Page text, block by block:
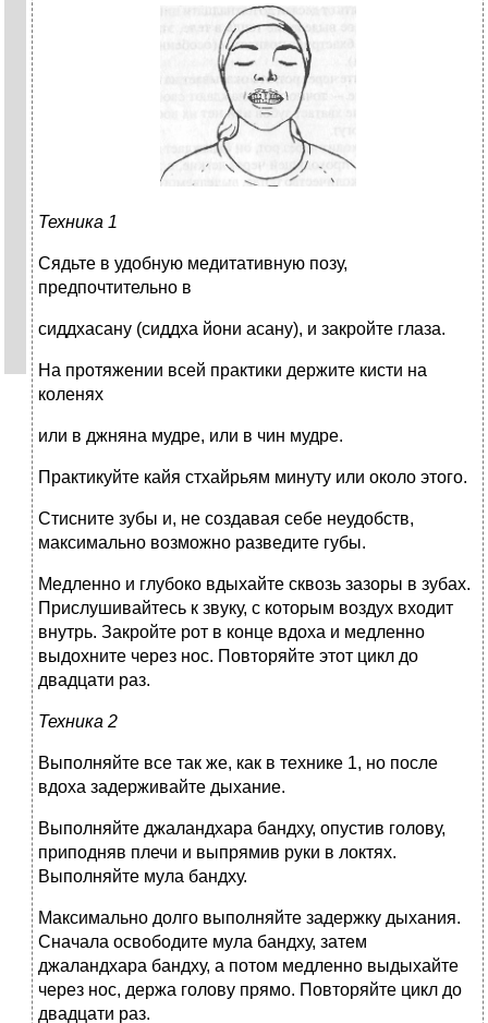
Техника 1
Сядьте в удобную медитативную позу,
предпочтительно в
сиддхасану (сиддха йони асану), и закройте глаза.
На протяжении всей практики держите кисти на
коленях
или в джняна мудре, или в чин мудре.
Практикуйте кайя стхайрьям минуту или около этого.
Стисните зубы и, не создавая себе неудобств,
максимально возможно разведите губы.
Медленно и глубоко вдыхайте сквозь зазоры в зубах.
Прислушивайтесь к звуку, с которым воздух входит
внутрь. Закройте рот в конце вдоха и медленно
выдохните через нос. Повторяйте этот цикл до
двадцати раз.
Техника 2
Выполняйте все так же, как в технике 1, но после
вдоха задерживайте дыхание.
Выполняйте джаландхара бандху, опустив голову,
приподняв плечи и выпрямив руки в локтях.
Выполняйте мула бандху.
Максимально долго выполняйте задержку дыхания.
Сначала освободите мула бандху, затем
джаландхара бандху, а потом медленно выдыхайте
через нос, держа голову прямо. Повторяйте цикл до
двадцати раз.